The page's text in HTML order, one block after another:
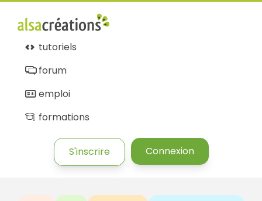
tutoriels
forum
emploi
formations
S'inscrire Connexion